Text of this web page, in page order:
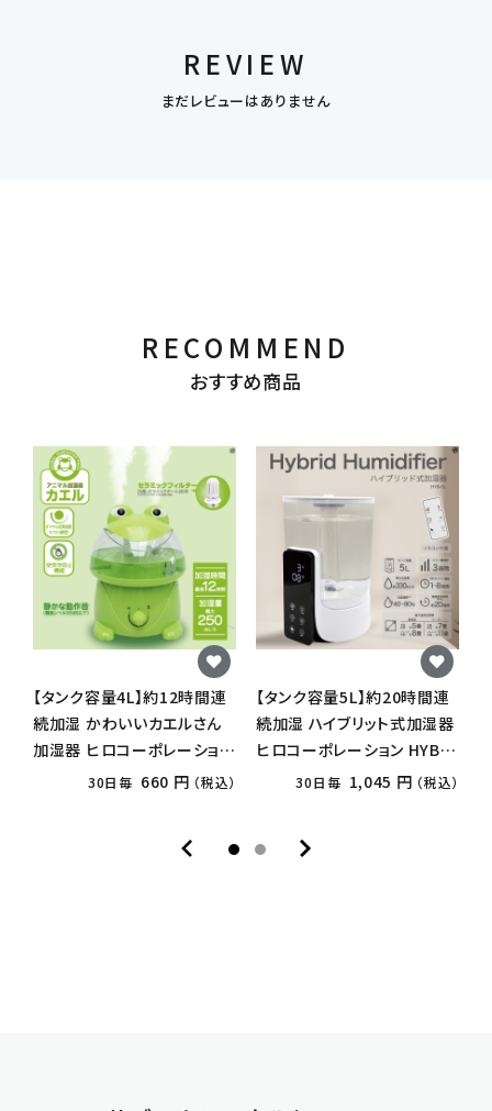
REVIEW
まだレビューはありません
RECOMMEND
おすすめ商品
【タンク容量4L】約12時間連
続加湿 かわいいカエルさん
加湿器 ヒロコーポレーション
HDL-134830日毎 660 円 （税込）
【タンク容量5L】約20時間連
続加湿 ハイブリット式加湿器
ヒロコーポレーション HYB-
30日毎 1,045 円 （税込）